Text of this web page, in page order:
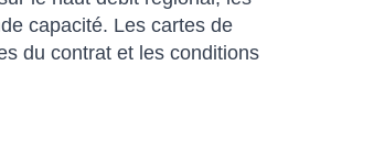
capacité. Les cartes de
du contrat et les conditions